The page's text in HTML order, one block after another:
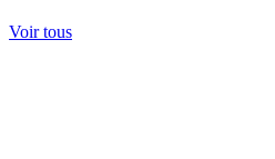
Voir tous